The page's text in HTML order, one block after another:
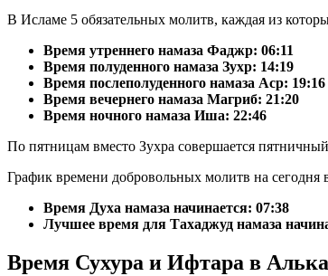
В Исламе 5 обязательных молитв, каждая из
Время утреннего намаза Фаджр: 06:11
Время полуденного намаза Зухр: 14:19
Время послеполуденного намаза Аср: 19:16
Время вечернего намаза Магриб: 21:20
Время ночного намаза Иша: 22:46
По пятницам вместо Зухра совершается
График времени добровольных молитв на сегодня
Время Духа намаза начинается: 07:38
Лучшее время для Тахаджуд намаза
Время Сухура и Ифтара в